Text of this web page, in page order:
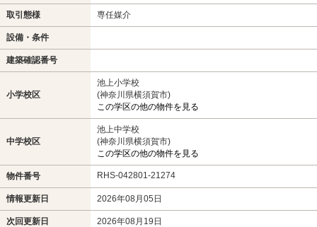
取引態様 専任媒介
設備・条件
建築確認番号
小学校区
池上小学校
(神奈川県横須賀市)
この学区の他の物件を見る
中学校区
池上中学校
(神奈川県横須賀市)
この学区の他の物件を見る
物件番号 RHS-042801-21274
情報更新日 2026年08月05日
次回更新日 2026年08月19日